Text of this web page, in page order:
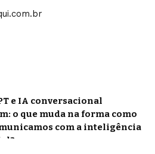
e IA conversacional
o que muda na forma como
com a inteligência